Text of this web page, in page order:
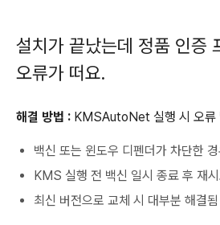
설치가 끝났는데 정품 인증
오류가 떠요.
해결 방법 : KMSAutoNet 실행 시 오류
백신 또는 윈도우 디펜더가 차단한
KMS 실행 전 백신 일시 종료 후 재
최신 버전으로 교체 시 대부분 해결됨